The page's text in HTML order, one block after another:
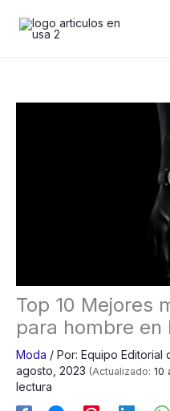
contenido
Top 10 Mejores
para hombre en
Moda / Por: Equipo Editorial
agosto, 2023 (Actualizado: 10
lectura